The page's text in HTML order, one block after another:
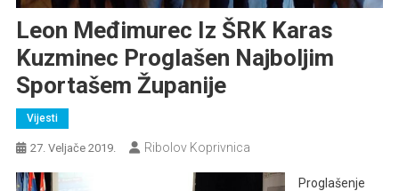
Leon Međimurec Iz ŠRK Karas
Kuzminec Proglašen Najboljim
Sportašem Županije
Vijesti
27. Veljače 2019. Ribolov Koprivnica
Proglašenje